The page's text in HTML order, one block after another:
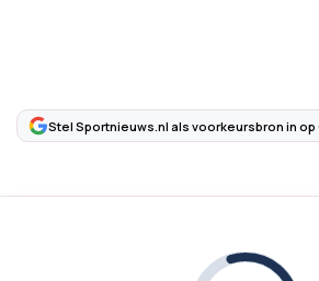
Stel Sportnieuws.nl als voorkeursbron in op